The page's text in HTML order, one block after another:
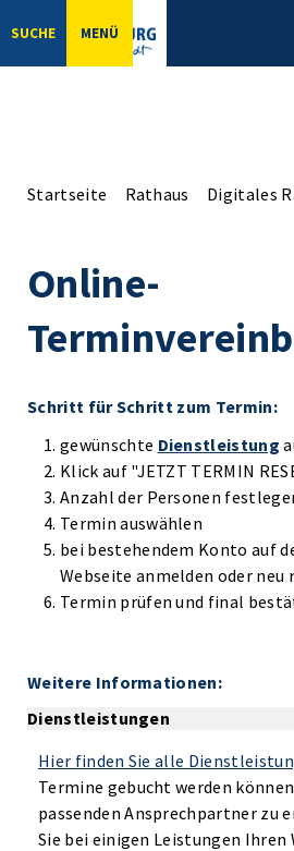
SUCHE MENÜ
Startseite Rathaus Digitales
Online-
Schritt für Schritt zum Termin:
gewünschte Dienstleistung
Klick auf "JETZT TERMIN
Anzahl der Personen
Termin auswählen
bei bestehendem Konto auf
Webseite anmelden oder neu
Termin prüfen und final
Weitere Informationen:
Dienstleistungen
Hier finden Sie alle
Termine gebucht werden
passenden Ansprechpartner zu
Sie bei einigen Leistungen Ihren